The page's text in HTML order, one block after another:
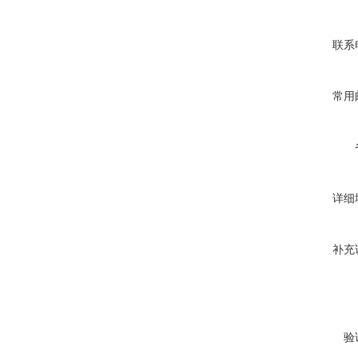
联系
常用
详细
补充
验